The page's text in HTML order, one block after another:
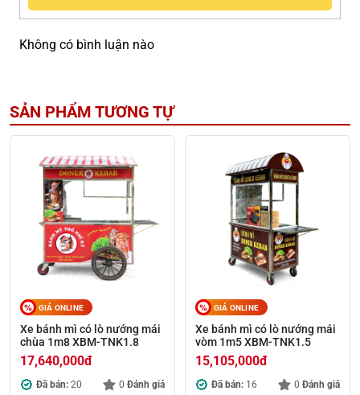
Không có bình luận nào
SẢN PHẨM TƯƠNG TỰ
GIÁ ONLINE
Xe bánh mì có lò nướng mái
chùa 1m8 XBM-TNK1.8
17,640,000đ
Đã bán: 20 0 Đánh giá
GIÁ ONLINE
Xe bánh mì có lò nướng mái
vòm 1m5 XBM-TNK1.5
15,105,000đ
Đã bán: 16 0 Đánh giá